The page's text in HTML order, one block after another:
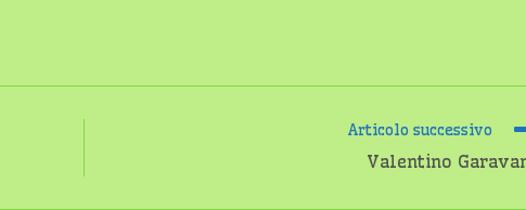
Articolo successivo
Valentino